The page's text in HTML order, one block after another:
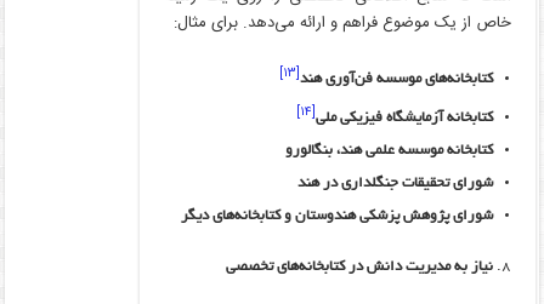
خاص از یک موضوع فراهم و ارائه می‌دهد. برای مثال:
کتابخانه‌های موسسه فن‌آوری هند[۱۳]
کتابخانه آزمایشگاه فیزیکی ملی[۱۴]
کتابخانه موسسه علمی هند، بنگالورو
شورای تحقیقات جنگلداری در هند
شورای پژوهش پزشکی هندوستان و کتابخانه‌های دیگر
نیاز به مدیریت دانش در کتابخانه‌های تخصصی